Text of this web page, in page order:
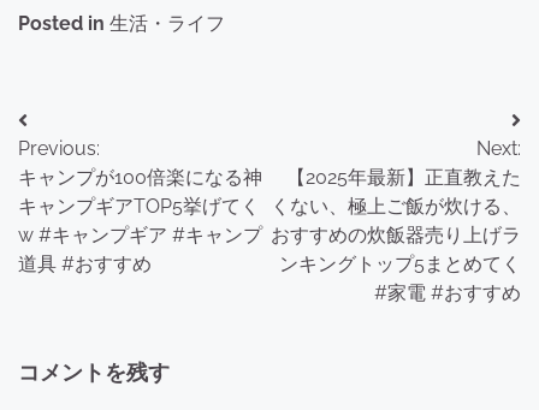
Posted in 生活・ライフ
投
稿
ナ
ビ
シ
Previous:
キャンプが100倍楽になる神
キャンプギアTOP5挙げてく
w #キャンプギア #キャンプ
道具 #おすすめ
Next:
【2025年最新】正直教えた
くない、極上ご飯が炊ける、
おすすめの炊飯器売り上げラ
ンキングトップ5まとめてく
#家電 #おすすめ
コメントを残す